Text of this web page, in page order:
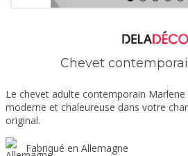
Chevet
Le chevet adulte contemporain
moderne et chaleureuse dans votre
original.
Fabriqué en Allemagne